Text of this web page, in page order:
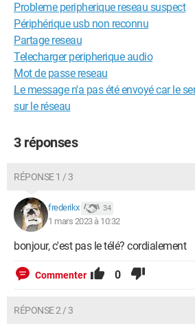
Probleme peripherique reseau suspect
Périphérique usb non reconnu
Partage reseau
Telecharger peripherique audio
Mot de passe reseau
Le message n'a pas été envoyé car le
sur le réseau
3 réponses
RÉPONSE 1 / 3
frederikx 34
1 mars 2023 à 10:32
bonjour, c'est pas le télé? cordialement
Commenter 0
RÉPONSE 2 / 3